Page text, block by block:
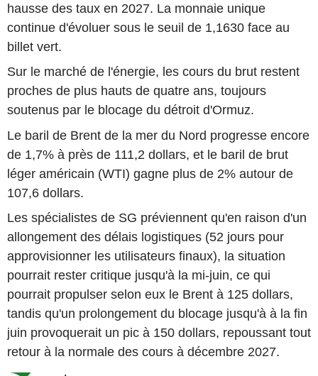
hausse des taux en 2027. La monnaie unique
continue d'évoluer sous le seuil de 1,1630 face au
billet vert.
Sur le marché de l'énergie, les cours du brut restent
proches de plus hauts de quatre ans, toujours
soutenus par le blocage du détroit d'Ormuz.
Le baril de Brent de la mer du Nord progresse encore
de 1,7% à près de 111,2 dollars, et le baril de brut
léger américain (WTI) gagne plus de 2% autour de
107,6 dollars.
Les spécialistes de SG préviennent qu'en raison d'un
allongement des délais logistiques (52 jours pour
approvisionner les utilisateurs finaux), la situation
pourrait rester critique jusqu'à la mi-juin, ce qui
pourrait propulser selon eux le Brent à 125 dollars,
tandis qu'un prolongement du blocage jusqu'à à la fin
juin provoquerait un pic à 150 dollars, repoussant tout
retour à la normale des cours à décembre 2027.